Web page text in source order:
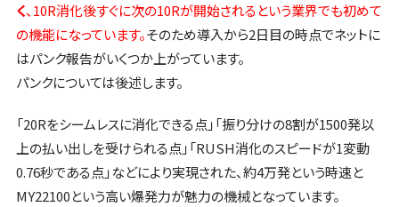
く、10R消化後すぐに次の10Rが開始されるという業界でも初めて
の機能になっています。そのため導入から2日目の時点でネットに
はパンク報告がいくつか上がっています。
パンクについては後述します。
「20Rをシームレスに消化できる点」「振り分けの8割が1500発以
上の払い出しを受けられる点」「RUSH消化のスピードが1変動
0.76秒である点」などにより実現された、約4万発という時速と
MY22100という高い爆発力が魅力の機械となっています。